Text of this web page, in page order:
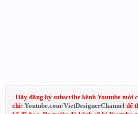
Hãy đăng ký subscribe kênh Youtube mới
chỉ: Youtube.com/VietDesignerChannel để